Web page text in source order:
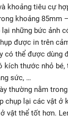
khoảng tiêu cự
khoảng 85mm
lại những bức ảnh
được in trên
có thể được dùng
kích thước nhỏ bé,
sức, …
thường nằm
chụp lại các vật ở
vật thể tốt hơn.